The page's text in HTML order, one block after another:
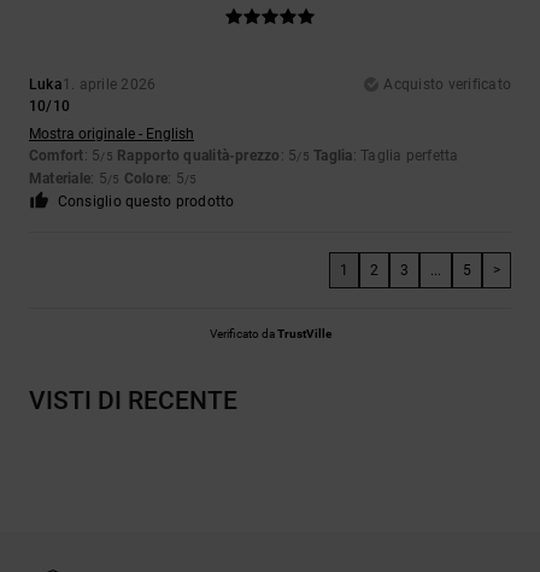
Luka1. aprile 2026
Acquisto verificato
10/10
Mostra originale - English
Comfort: 5/5 Rapporto qualità-prezzo : 5/5 Taglia: Taglia perfetta
Materiale: 5/5 Colore: 5/5
Consiglio questo prodotto
1 2 3 ... 5 >
Verificato daTrustVille
VISTI DI RECENTE